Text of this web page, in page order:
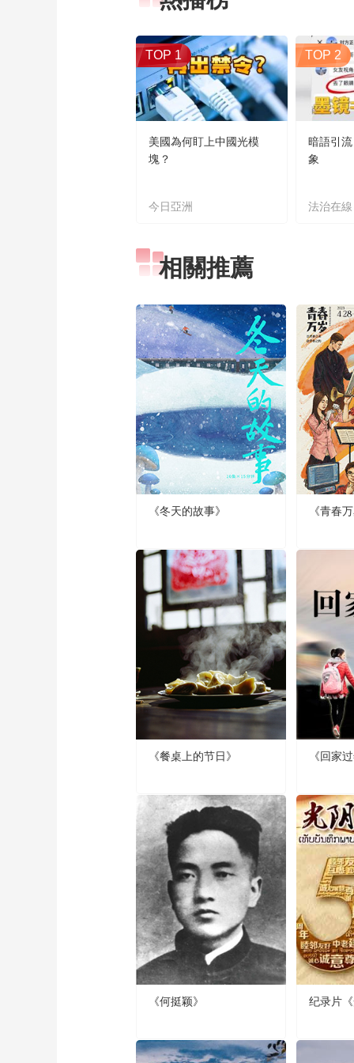
TOP 1
美國為何盯上中國光模
塊？
今日亞洲
TOP 2
暗語引
象
法治在線
相關推薦
《冬天的故事》 《青春
《餐桌上的节日》 《回家
《何挺颖》 纪录片